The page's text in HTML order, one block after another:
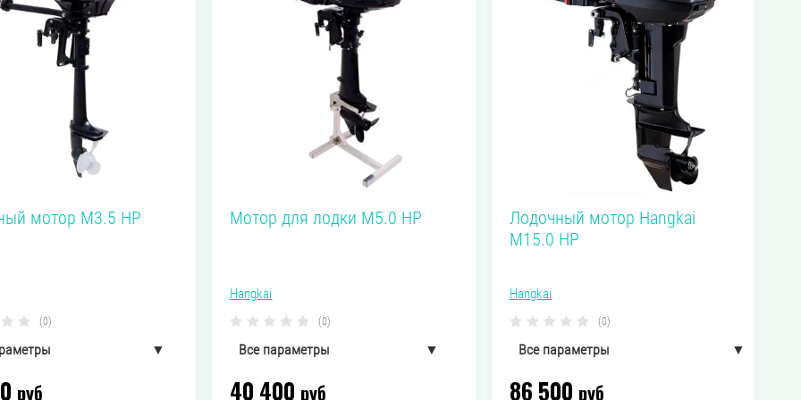
мотор M3.5 HP
(0)
▼
руб
Мотор для лодки M5.0 HP
Hangkai
(0)
Все параметры ▼
Вес
40 400 руб
Лодочный мотор Hangkai
M15.0 HP
Hangkai
(0)
Все параметры ▼
Вес
86 500 руб